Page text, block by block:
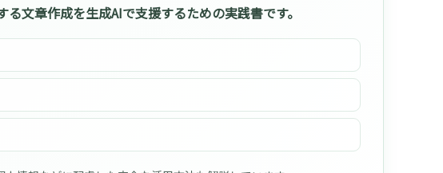
文章作成を生成AIで支援するための実践書です。